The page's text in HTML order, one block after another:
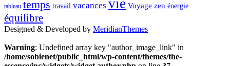
tableau temps travail vacances vie Voyage zen énergie
équilibre
Designed & Developed by MeridianThemes
Warning: Undefined array key "author_image_link" in
/home/sobienet/public_html/wp-content/themes/the-